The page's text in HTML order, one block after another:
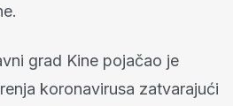
grad Kine pojačao je
koronavirusa zatvarajući